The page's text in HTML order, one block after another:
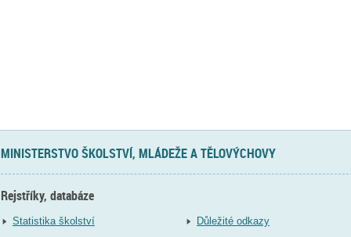
MINISTERSTVO ŠKOLSTVÍ, MLÁDEŽE A TĚLOVÝCHOVY
Rejstříky, databáze
Statistika školství
Důležité odkazy